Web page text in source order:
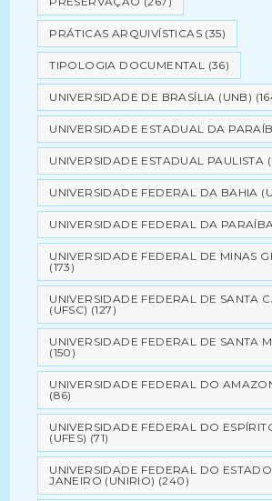
PRÁTICAS ARQUIVÍSTICAS (35)
TIPOLOGIA DOCUMENTAL (36)
UNIVERSIDADE DE BRASÍLIA (UNB)
UNIVERSIDADE ESTADUAL DA
UNIVERSIDADE ESTADUAL PAULISTA
UNIVERSIDADE FEDERAL DA BAHIA
UNIVERSIDADE FEDERAL DA
UNIVERSIDADE FEDERAL DE MINAS
(173)
UNIVERSIDADE FEDERAL DE SANTA
(UFSC) (127)
UNIVERSIDADE FEDERAL DE SANTA
(150)
UNIVERSIDADE FEDERAL DO
(86)
UNIVERSIDADE FEDERAL DO
(UFES) (71)
UNIVERSIDADE FEDERAL DO
JANEIRO (UNIRIO) (240)